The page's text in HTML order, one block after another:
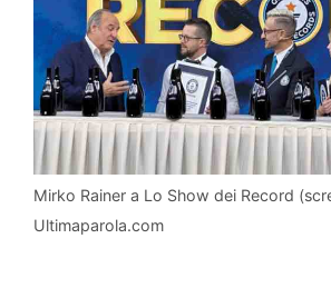
Mirko Rainer a Lo Show dei Record
Ultimaparola.com